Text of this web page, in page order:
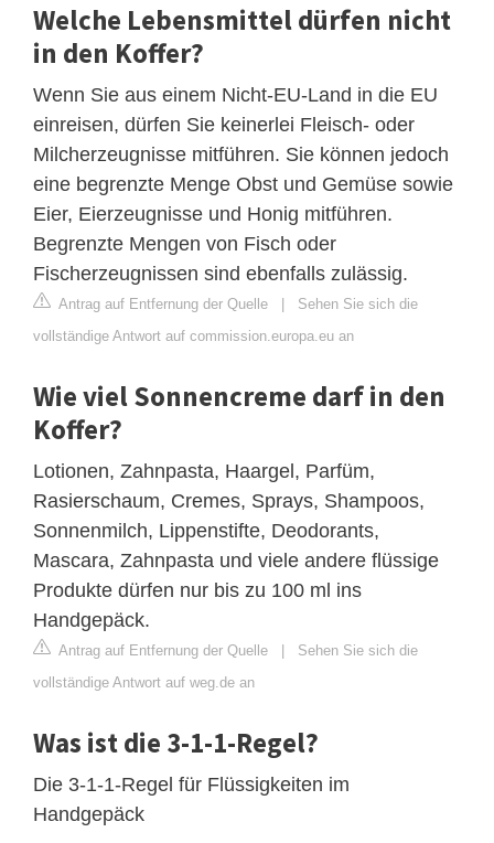
Welche Lebensmittel dürfen nicht
in den Koffer?
Wenn Sie aus einem Nicht-EU-Land in die EU
einreisen, dürfen Sie keinerlei Fleisch- oder
Milcherzeugnisse mitführen. Sie können jedoch
eine begrenzte Menge Obst und Gemüse sowie
Eier, Eierzeugnisse und Honig mitführen.
Begrenzte Mengen von Fisch oder
Fischerzeugnissen sind ebenfalls zulässig.
Antrag auf Entfernung der Quelle | Sehen Sie sich die
vollständige Antwort auf commission.europa.eu an
Wie viel Sonnencreme darf in den
Koffer?
Lotionen, Zahnpasta, Haargel, Parfüm,
Rasierschaum, Cremes, Sprays, Shampoos,
Sonnenmilch, Lippenstifte, Deodorants,
Mascara, Zahnpasta und viele andere flüssige
Produkte dürfen nur bis zu 100 ml ins
Handgepäck.
Antrag auf Entfernung der Quelle | Sehen Sie sich die
vollständige Antwort auf weg.de an
Was ist die 3-1-1-Regel?
Die 3-1-1-Regel für Flüssigkeiten im
Handgepäck